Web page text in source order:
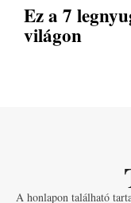
Ez a 7
világon
A honlapon található